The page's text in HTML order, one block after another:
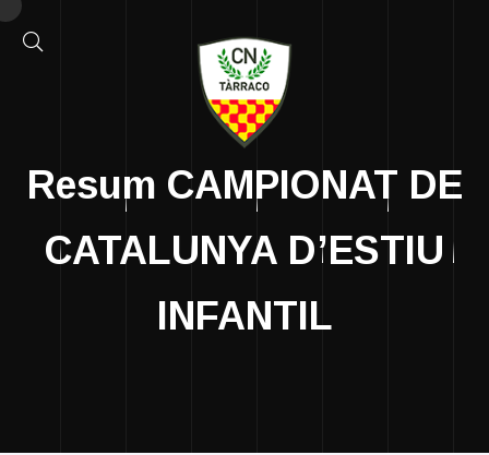
Resum CAMPIONAT DE
CATALUNYA D’ESTIU
INFANTIL